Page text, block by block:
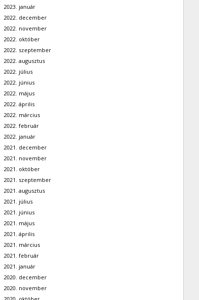
2023. január
2022. december
2022. november
2022. október
2022. szeptember
2022. augusztus
2022. július
2022. június
2022. május
2022. április
2022. március
2022. február
2022. január
2021. december
2021. november
2021. október
2021. szeptember
2021. augusztus
2021. július
2021. június
2021. május
2021. április
2021. március
2021. február
2021. január
2020. december
2020. november